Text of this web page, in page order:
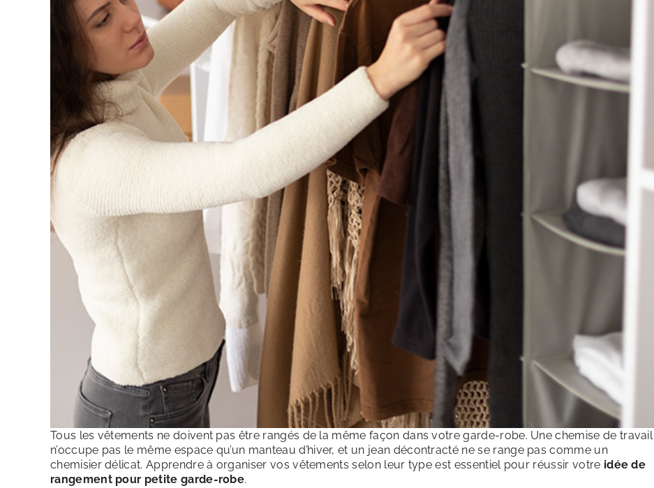
Tous les vêtements ne doivent pas être rangés de la même façon dans votre garde-robe. Une chemise de travail
n’occupe pas le même espace qu’un manteau d’hiver, et un jean décontracté ne se range pas comme un
chemisier délicat. Apprendre à organiser vos vêtements selon leur type est essentiel pour réussir votre idée de
rangement pour petite garde-robe.